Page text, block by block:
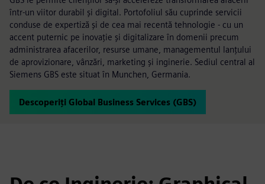
într-un viitor durabil și digital. Portofoliul său cuprinde servicii
conduse de expertiză și de cea mai recentă tehnologie - cu un
accent puternic pe inovație și digitalizare în domenii precum
administrarea afacerilor, resurse umane, managementul lanțului
de aprovizionare, vânzări, marketing și inginerie. Sediul central al
Siemens GBS este situat în Munchen, Germania.
Descoperiți Global Business Services (GBS)